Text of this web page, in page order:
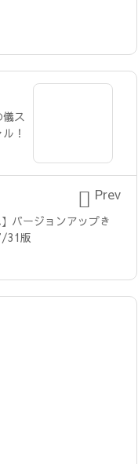
ス
！
バージョンアップき
31版
 Prev